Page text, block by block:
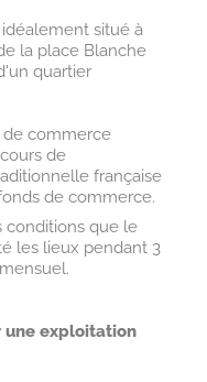
situé à
la place Blanche
quartier
commerce
de
française
de commerce.
que le
les lieux pendant 3
une exploitation